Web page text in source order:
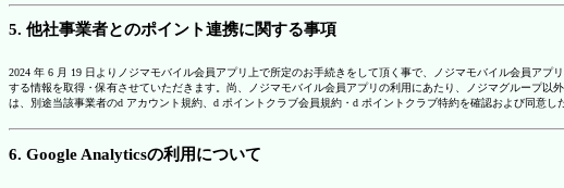
5. 他社事業者とのポイント連携に関する事項
2024 年 6 月 19 日よりノジマモバイル会員アプリ上で所定のお手続きをして頂く事で、ノジマモバイル会員ア
する情報を取得・保有させていただきます。尚、ノジマモバイル会員アプリの利用にあたり、ノジマグループ
は、別途当該事業者のd アカウント規約、d ポイントクラブ会員規約・d ポイントクラブ特約を確認および同意し
6. Google Analyticsの利用について